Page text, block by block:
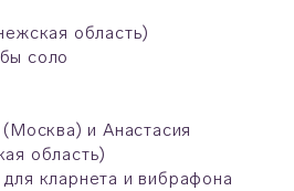
область)
соло
и Анастасия
область)
кларнета и вибрафона